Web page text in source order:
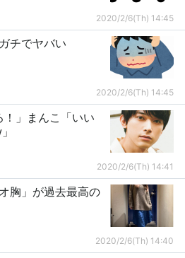
2020/2/6(Th) 14:45
チでヤバい
2020/2/6(Th) 14:45
」まんこ「いい
2020/2/6(Th) 14:41
胸」が過去最高の
2020/2/6(Th) 14:40